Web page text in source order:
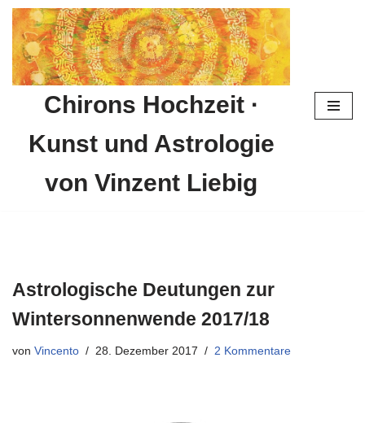
Zum
Inhalt
springen
Chirons Hochzeit ·
Kunst und Astrologie
von Vinzent Liebig
Astrologische Deutungen zur
Wintersonnenwende 2017/18
von Vincento 28. Dezember 2017 2 Kommentare